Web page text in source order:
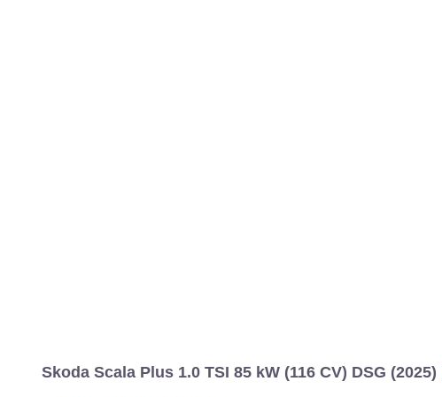
Skoda Scala Plus 1.0 TSI 85 kW (116 CV) DSG (2025) |